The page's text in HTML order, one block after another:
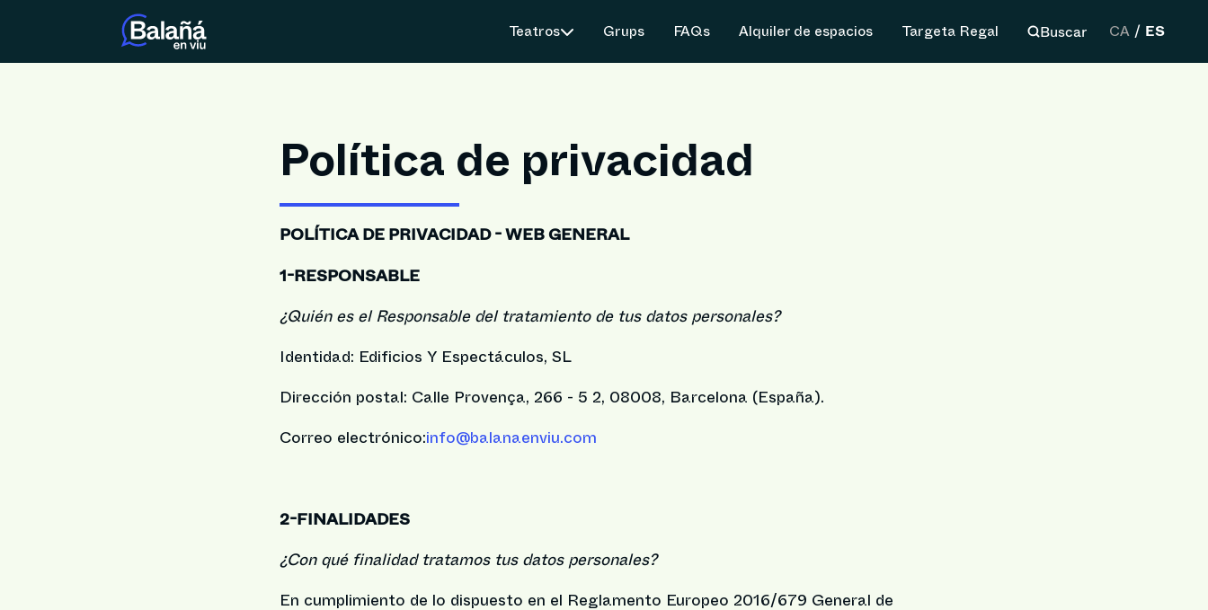
Teatros Grups FAQs Alquiler de espacios Targeta Regal Buscar CA ES
Política de privacidad
POLÍTICA DE PRIVACIDAD - WEB GENERAL
1-RESPONSABLE
¿Quién es el Responsable del tratamiento de tus datos personales?
Identidad: Edificios Y Espectáculos, SL
Dirección postal: Calle Provença, 266 - 5 2, 08008, Barcelona (España).
Correo electrónico:info@balanaenviu.com
2-FINALIDADES
¿Con qué finalidad tratamos tus datos personales?
En cumplimiento de lo dispuesto en el Reglamento Europeo 2016/679 General de